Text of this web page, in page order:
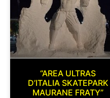
“AREA ULTRAS
D’ITALIA SKATEPARK
MAURANE FRATY”